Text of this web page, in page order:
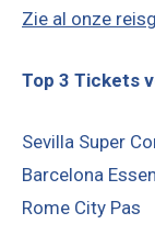
Zie al onze
Top 3 Tickets
Sevilla Super
Barcelona
Rome City Pas